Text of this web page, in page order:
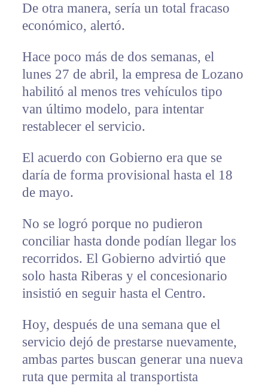
De otra manera, sería un total fracaso
económico, alertó.
Hace poco más de dos semanas, el
lunes 27 de abril, la empresa de Lozano
habilitó al menos tres vehículos tipo
van último modelo, para intentar
restablecer el servicio.
El acuerdo con Gobierno era que se
daría de forma provisional hasta el 18
de mayo.
No se logró porque no pudieron
conciliar hasta donde podían llegar los
recorridos. El Gobierno advirtió que
solo hasta Riberas y el concesionario
insistió en seguir hasta el Centro.
Hoy, después de una semana que el
servicio dejó de prestarse nuevamente,
ambas partes buscan generar una nueva
ruta que permita al transportista